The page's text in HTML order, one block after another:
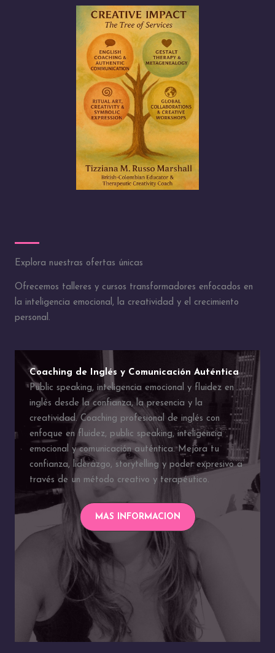
Explora nuestras ofertas únicas
Ofrecemos talleres y cursos transformadores enfocados en
la inteligencia emocional, la creatividad y el crecimiento
personal.
Coaching de Inglés y Comunicación Auténtica
Public speaking, inteligencia emocional y fluidez en
inglés desde la confianza, la presencia y la
creatividad. Coaching profesional de inglés con
enfoque en fluidez, public speaking, inteligencia
emocional y comunicación auténtica. Mejora tu
confianza, liderazgo, storytelling y poder expresivo a
través de un método creativo y terapéutico.
MAS INFORMACION